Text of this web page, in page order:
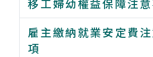
移工婦幼權益保障注
雇主繳納就業安定費
項